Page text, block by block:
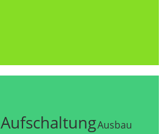
AufschaltungAusbau